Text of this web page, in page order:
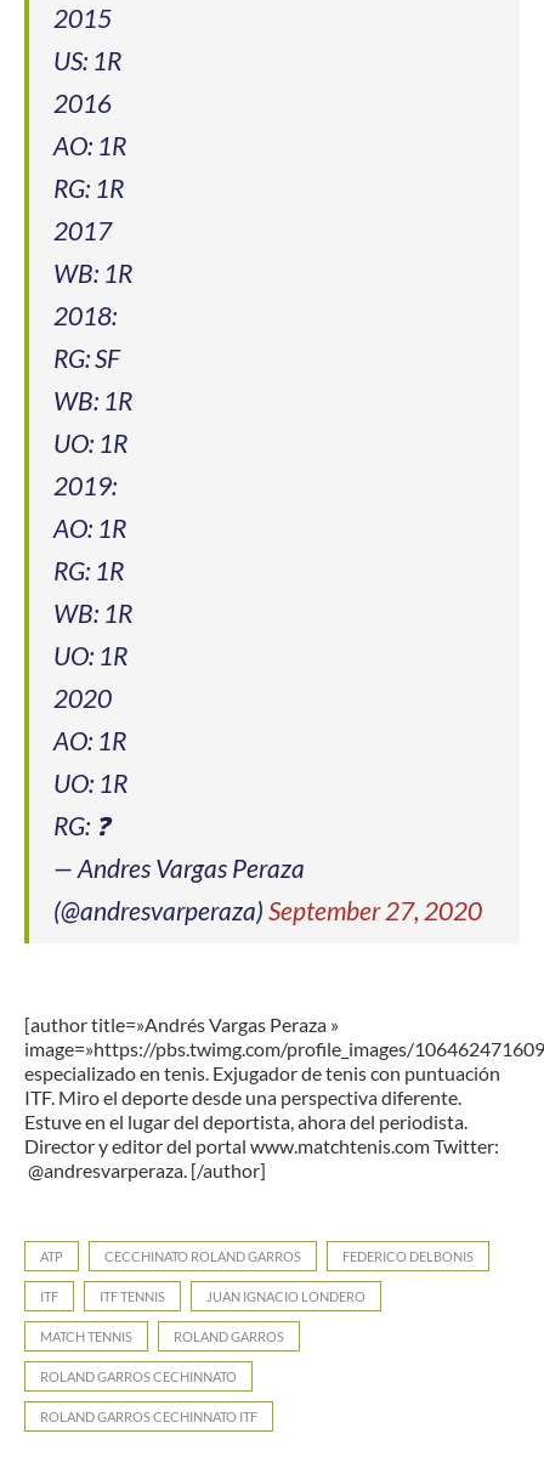
2015
US: 1R
2016
AO: 1R
RG: 1R
2017
WB: 1R
2018:
RG: SF
WB: 1R
UO: 1R
2019:
AO: 1R
RG: 1R
WB: 1R
UO: 1R
2020
AO: 1R
UO: 1R
RG: ❓
— Andres Vargas Peraza
(@andresvarperaza) September 27, 2020
[author title=»Andrés Vargas Peraza »
image=»https://pbs.twimg.com/profile_images/
especializado en tenis. Exjugador de tenis con puntuación
ITF. Miro el deporte desde una perspectiva diferente.
Estuve en el lugar del deportista, ahora del periodista.
Director y editor del portal www.matchtenis.com Twitter:
@andresvarperaza. [/author]
ATP CECCHINATO ROLAND GARROS FEDERICO DELBONIS
ITF ITF TENNIS JUAN IGNACIO LONDERO
MATCH TENNIS ROLAND GARROS
ROLAND GARROS CECHINNATO
ROLAND GARROS CECHINNATO ITF